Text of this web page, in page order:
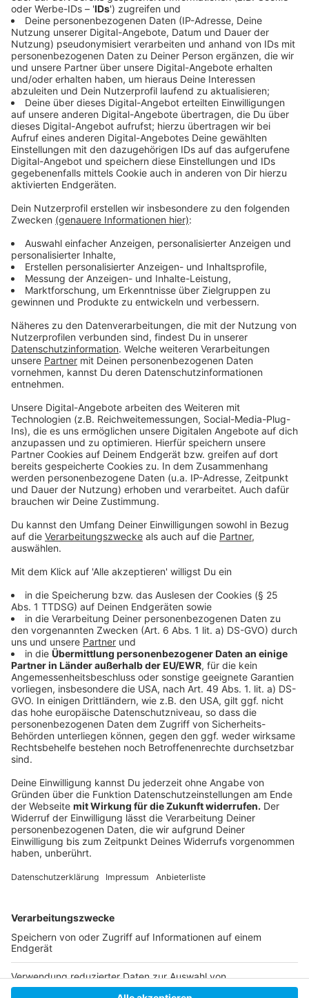
Salina, lebt in einer Welt der Schönheit und Privilegien.
Doch mit der bevorstehenden Gründung eines
vereinten Italiens gerät die aristokratische Ordnung ins
Wanken, und auch die Zukunft seiner Familie steht auf
dem Spiel. Angesichts der politischen Umbrüche ist er
gezwungen, Bündnisse einzugehen, die seine Prinzipien
herausfordern. Eine Heirat seines Neffen Tancredi
(Saul Nanni) mit der reichen Bürgerlichen Angelica
(Deva Cassel) könnte die finanzielle Sicherheit seiner
Familie sichern, doch diese Entscheidung könnte das
Herz seiner Tochter Concetta (Benedetta Porcaroli)
brechen.
Streaming-Dienst: Netflix
Anzeige
Zustimmung, um den YouTube
Video-Service zu laden!
Wir verwenden einen Service eines
einzubetten. Dieser Service kann
Daten zu Ihren Aktivitäten
sammeln. Bitte lesen Sie die
Details durch und stimmen Sie der
Nutzung des Service zu, um dieses
Video anzusehen.
powered byUsercentrics Consent
Management Platform
Inmitten der politischen und familiären Spannungen
erkennt Don Fabrizio, dass es an der Zeit ist, sich neu
stellen.
Anzeige
©Copyright: Netflix
Don Fabrizios Familie lebt in Saus und Braus. Doch das
soll sich bald ändern.
Anzeige
©Copyright: Netflix
Don Fabrizio muss Allianzen eingehen, damit er seine
Macht nicht verliert.
Anzeige
Anzeige